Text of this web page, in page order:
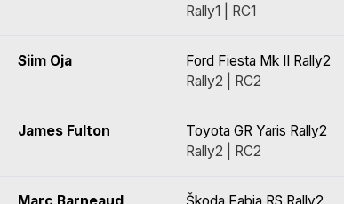
Rally1 | RC1
Siim Oja
Ford Fiesta Mk II Rally2
Rally2 | RC2
James Fulton
Toyota GR Yaris Rally2
Rally2 | RC2